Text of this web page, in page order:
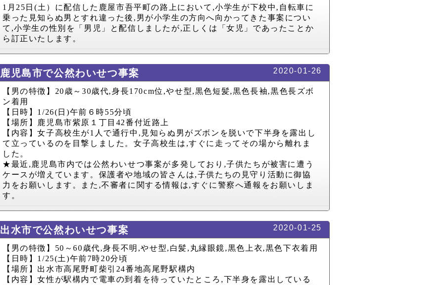
1 月25 日(土）に配信した鹿屋市吾平町の路上において ,小学生が下校中 , 自転車に
乗った見知らぬ男とすれ違った後 , 男が小学生の方向へ向かってきた事案につい
て ,小学生の性別を「男児」と配信しましたが,正しくは「女児」であったことか
ら訂正いたします。
鹿児島市で公然わいせつ事案 2020-01-26
【男の特徴】 20歳～30歳代,身長170cm位 ,やせ型,黒色短髪,黒色長袖,黒色長ズボ
ン着用
【日時】 1/26( 日)午前６時55分頃
【場所】鹿児島市紫原１丁目 42番付近路上
【内容】女子高校生が1 人で通行中 , 見知らぬ男がズボンを脱いで下半身を露出し
て立っているのを目撃しました。女子高校生は ,すぐに走ってその場から離れま
した。
★最近 , 鹿児島市内では公然わいせつ事案が多発しており ,子供たちが被害に遭う
ケースが増えています。保護者や地域の皆さんは,子供たちの見守り活動に御協
力をお願いします。また ,不審者に関する情報は,すぐに警察へ通報をお願いしま
す。
出水市で公然わいせつ事案 2020-01-25
【男の特徴】 50 ～60歳代,身長不明 ,やせ型, 白髪, 丸縁眼鏡,黒色上衣,黒色下衣着用
【日時】 1/25(土)午前7時20分頃
【場所】出水市高尾野町柴引 24番地高尾野駅構内
【内容】女性が駅構内で電車の到着を待っていたところ ,下半身を露出している